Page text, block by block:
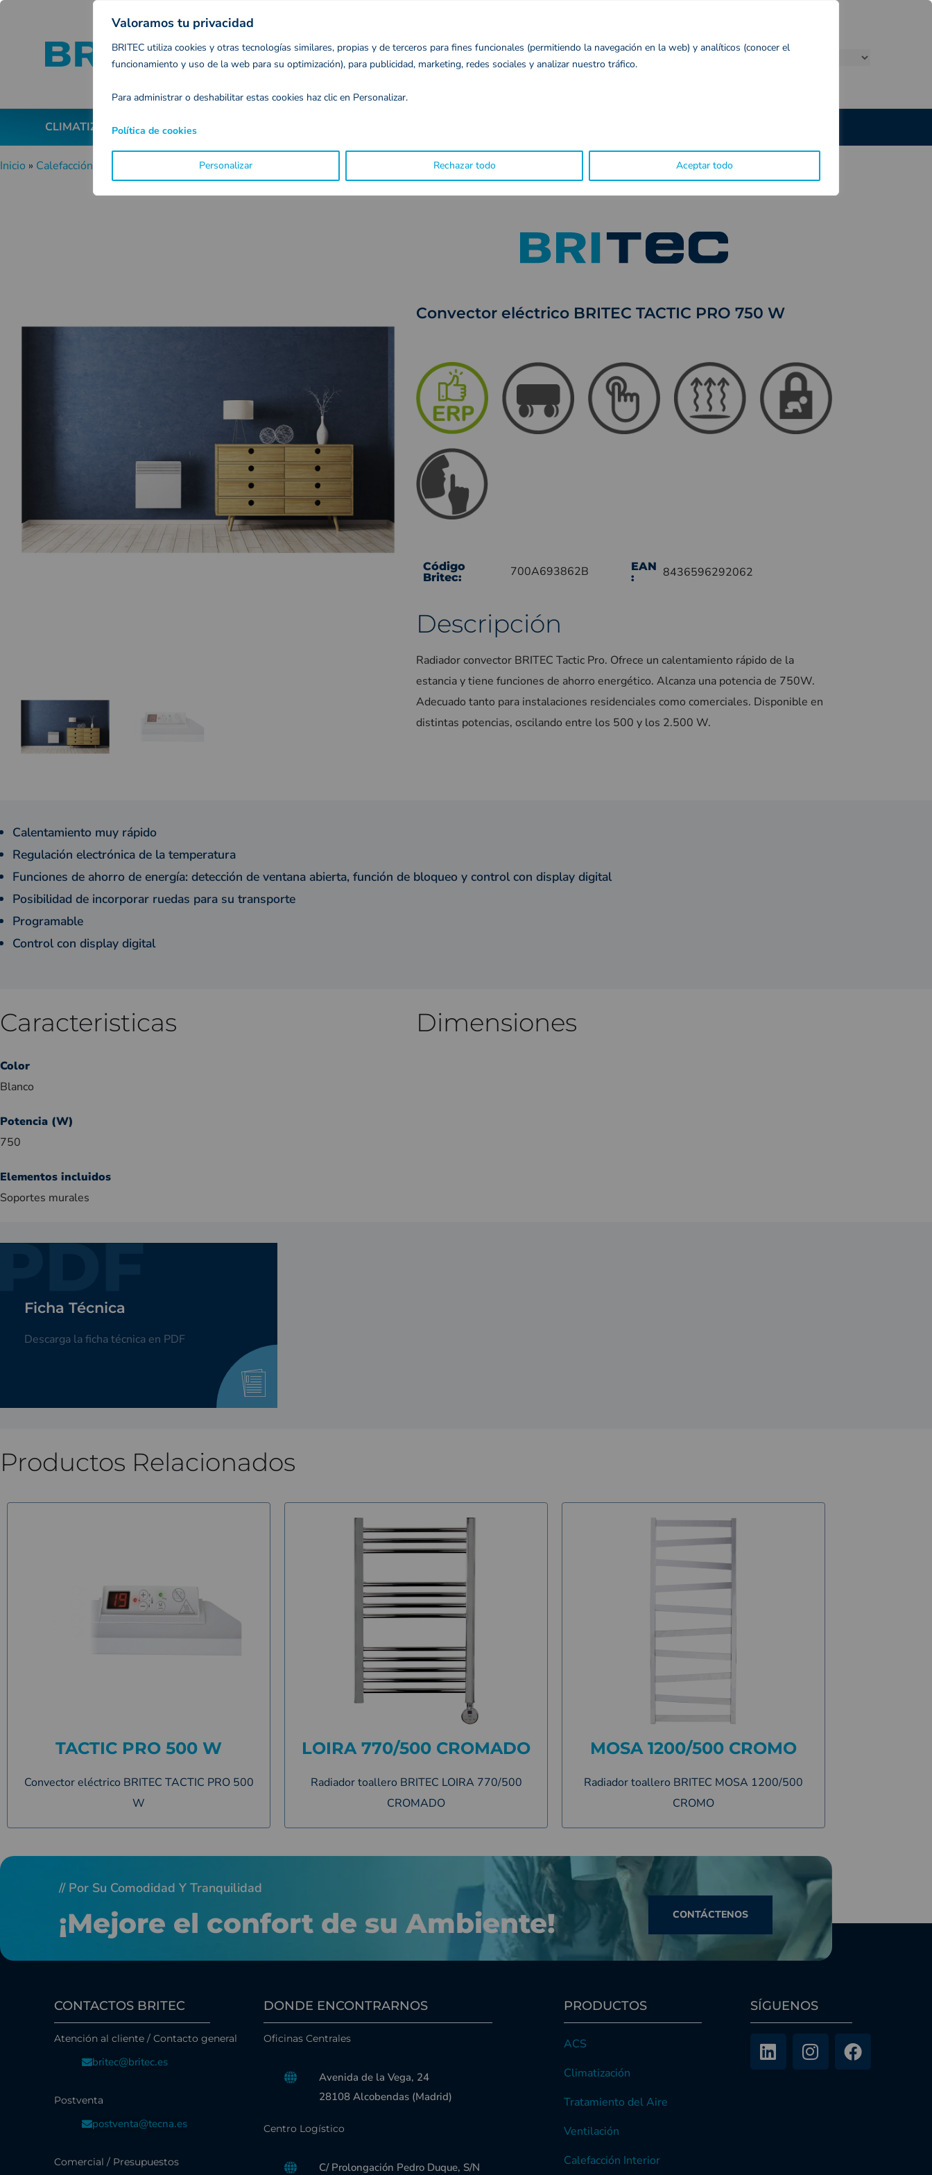
Valoramos tu privacidad
BRITEC utiliza cookies y otras tecnologías similares, propias y de terceros para fines funcionales (permitiendo la navegación en la web) y analíticos (conocer el
funcionamiento y uso de la web para su optimización), para publicidad, marketing, redes sociales y analizar nuestro tráfico.
Para administrar o deshabilitar estas cookies haz clic en Personalizar.
Política de cookies
Personalizar Rechazar todo Aceptar todo
CLIMATIZACIÓN TRATAMIENTO DEL AIRE
Inicio » Calefacción Interior Convectores eléctricos
Convector eléctrico BRITEC TACTIC PRO 750 W
Código
Britec:
700A693862B
EAN
:
8436596292062
Descripción
Radiador convector BRITEC Tactic Pro. Ofrece un calentamiento rápido de la
estancia y tiene funciones de ahorro energético. Alcanza una potencia de 750W.
Adecuado tanto para instalaciones residenciales como comerciales. Disponible en
distintas potencias, oscilando entre los 500 y los 2.500 W.
Calentamiento muy rápido
Regulación electrónica de la temperatura
Funciones de ahorro de energía: detección de ventana abierta, función de bloqueo y control con display digital
Posibilidad de incorporar ruedas para su transporte
Programable
Control con display digital
Caracteristicas
Color
Blanco
Potencia (W)
750
Elementos incluidos
Soportes murales
Dimensiones
Ficha Técnica
Descarga la ficha técnica en PDF
Descarga la ficha técnica en PDF
Productos Relacionados
TACTIC PRO 500 W
Convector eléctrico BRITEC TACTIC PRO 500
W
LOIRA 770/500 CROMADO
Radiador toallero BRITEC LOIRA 770/500
CROMADO
MOSA 1200/500 CROMO
Radiador toallero BRITEC MOSA 1200/500
CROMO
// Por Su Comodidad Y Tranquilidad
¡Mejore el confort de su Ambiente! CONTÁCTENOS
CONTACTOS BRITEC
Atención al cliente / Contacto general
britec@britec.es
Postventa
postventa@tecna.es
Comercial / Presupuestos
DONDE ENCONTRARNOS
Oficinas Centrales
Avenida de la Vega, 24
28108 Alcobendas (Madrid)
Centro Logístico
C/ Prolongación Pedro Duque, S/N
PRODUCTOS
ACS
Climatización
Tratamiento del Aire
Ventilación
Calefacción Interior
SÍGUENOS